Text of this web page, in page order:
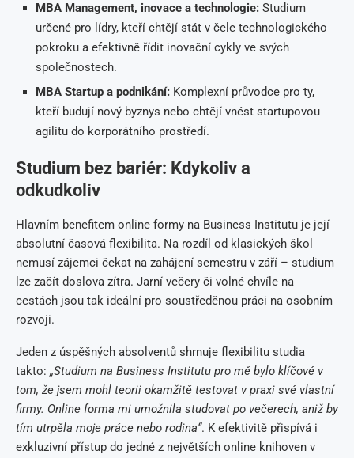
MBA Management, inovace a technologie: Studium
určené pro lídry, kteří chtějí stát v čele technologického
pokroku a efektivně řídit inovační cykly ve svých
společnostech.
MBA Startup a podnikání: Komplexní průvodce pro ty,
kteří budují nový byznys nebo chtějí vnést startupovou
agilitu do korporátního prostředí.
Studium bez bariér: Kdykoliv a
odkudkoliv
Hlavním benefitem online formy na Business Institutu je její
absolutní časová flexibilita. Na rozdíl od klasických škol
nemusí zájemci čekat na zahájení semestru v září – studium
lze začít doslova zítra. Jarní večery či volné chvíle na
cestách jsou tak ideální pro soustředěnou práci na osobním
rozvoji.
Jeden z úspěšných absolventů shrnuje flexibilitu studia
takto: „Studium na Business Institutu pro mě bylo klíčové v
tom, že jsem mohl teorii okamžitě testovat v praxi své vlastní
firmy. Online forma mi umožnila studovat po večerech, aniž by
tím utrpěla moje práce nebo rodina“. K efektivitě přispívá i
exkluzivní přístup do jedné z největších online knihoven v